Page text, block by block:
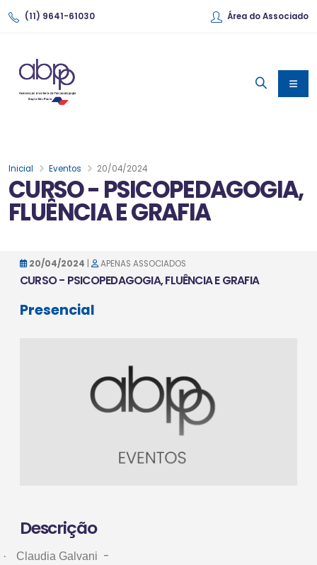
(11) 9641-61030 Área do Associado
CURSO - PSICOPEDAGOGIA,
FLUÊNCIA E GRAFIA
Inicial Eventos 20/04/2024
20/04/2024 APENAS ASSOCIADOS
CURSO - PSICOPEDAGOGIA, FLUÊNCIA E GRAFIA
Presencial
Descrição
· Claudia Galvani -